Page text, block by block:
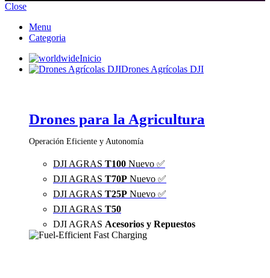
Close
Menu
Categoria
Inicio
Drones Agrícolas DJI
Drones para la Agricultura
Operación Eficiente y Autonomía
DJI AGRAS T100 Nuevo ✅
DJI AGRAS T70P Nuevo ✅
DJI AGRAS T25P Nuevo ✅
DJI AGRAS T50
DJI AGRAS Acesorios y Repuestos